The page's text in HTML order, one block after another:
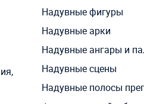
Надувные фигуры
Надувные арки
Надувные ангары и
Надувные сцены
Надувные полосы